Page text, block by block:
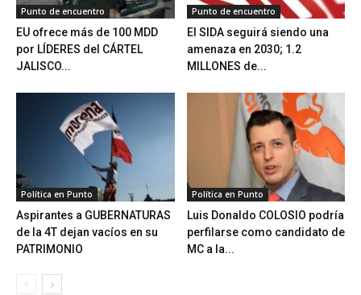
Punto de encuentro
EU ofrece más de 100 MDD
por LÍDERES del CÁRTEL
JALISCO...
Punto de encuentro
El SIDA seguirá siendo una
amenaza en 2030; 1.2
MILLONES de...
Política en Punto
Aspirantes a GUBERNATURAS
de la 4T dejan vacíos en su
PATRIMONIO
Política en Punto
Luis Donaldo COLOSIO podría
perfilarse como candidato de
MC a la...